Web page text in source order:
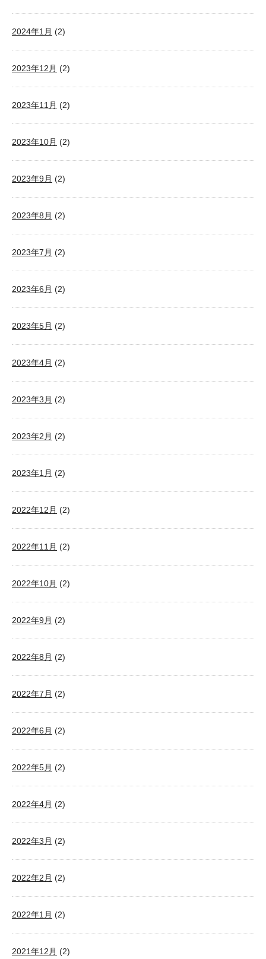
2024年1月 (2)
2023年12月 (2)
2023年11月 (2)
2023年10月 (2)
2023年9月 (2)
2023年8月 (2)
2023年7月 (2)
2023年6月 (2)
2023年5月 (2)
2023年4月 (2)
2023年3月 (2)
2023年2月 (2)
2023年1月 (2)
2022年12月 (2)
2022年11月 (2)
2022年10月 (2)
2022年9月 (2)
2022年8月 (2)
2022年7月 (2)
2022年6月 (2)
2022年5月 (2)
2022年4月 (2)
2022年3月 (2)
2022年2月 (2)
2022年1月 (2)
2021年12月 (2)